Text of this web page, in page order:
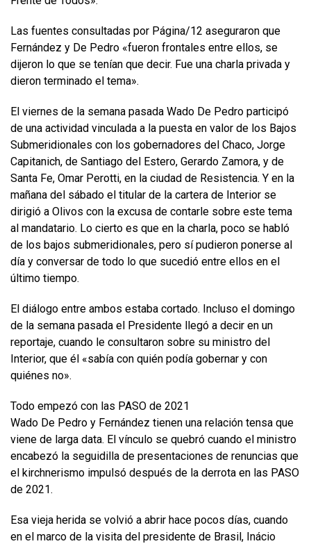
Las fuentes consultadas por Página/12 aseguraron que
Fernández y De Pedro «fueron frontales entre ellos, se
dijeron lo que se tenían que decir. Fue una charla privada y
dieron terminado el tema».
El viernes de la semana pasada Wado De Pedro participó
de una actividad vinculada a la puesta en valor de los Bajos
Submeridionales con los gobernadores del Chaco, Jorge
Capitanich, de Santiago del Estero, Gerardo Zamora, y de
Santa Fe, Omar Perotti, en la ciudad de Resistencia. Y en la
mañana del sábado el titular de la cartera de Interior se
dirigió a Olivos con la excusa de contarle sobre este tema
al mandatario. Lo cierto es que en la charla, poco se habló
de los bajos submeridionales, pero sí pudieron ponerse al
día y conversar de todo lo que sucedió entre ellos en el
último tiempo.
El diálogo entre ambos estaba cortado. Incluso el domingo
de la semana pasada el Presidente llegó a decir en un
reportaje, cuando le consultaron sobre su ministro del
Interior, que él «sabía con quién podía gobernar y con
quiénes no».
Todo empezó con las PASO de 2021
Wado De Pedro y Fernández tienen una relación tensa que
viene de larga data. El vínculo se quebró cuando el ministro
encabezó la seguidilla de presentaciones de renuncias que
el kirchnerismo impulsó después de la derrota en las PASO
de 2021.
Esa vieja herida se volvió a abrir hace pocos días, cuando
en el marco de la visita del presidente de Brasil, Inácio